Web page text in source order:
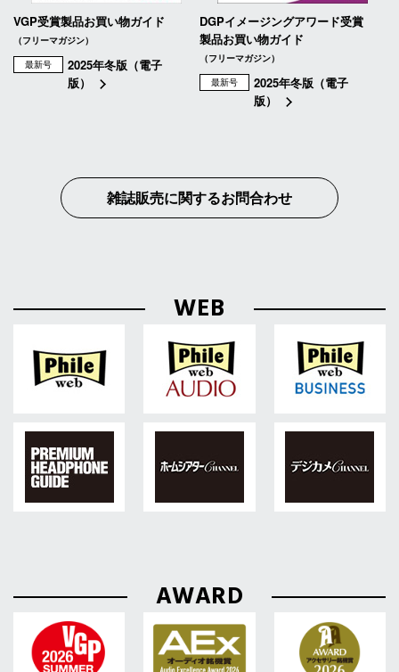
VGP受賞製品お買い物ガイド
（フリーマガジン）
最新号
2025年冬版（電子
版）
DGPイメージングアワード受賞
製品お買い物ガイド
（フリーマガジン）
最新号
2025年冬版（電子
版）
雑誌販売に関するお問合わせ
WEB
AWARD